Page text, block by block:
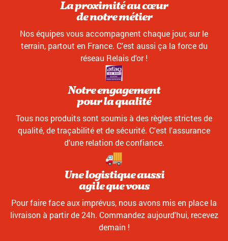
La proximité au cœur
de notre métier
Nos équipes vous accompagnent chaque jour, sur le
terrain, partout en France. C'est aussi ça la force du
réseau Relais d'or !
Notre engagement
pour la qualité
Tous nos produits sont soumis à des règles strictes de
qualité, de traçabilité et de sécurité. C'est l'assurance
d'une relation de confiance.
Une logistique aussi
agile que vous
Pour faire face aux imprévus, nous avons mis en place la
livraison à partir de 24h. Commandez aujourd'hui, recevez
demain !